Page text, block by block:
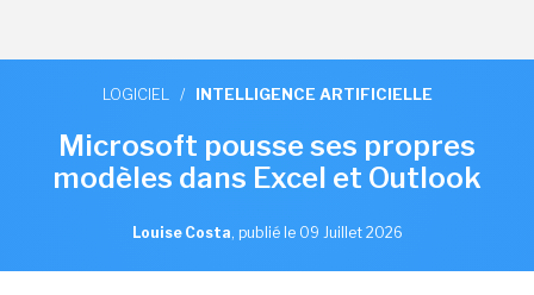
LOGICIEL / INTELLIGENCE ARTIFICIELLE
Microsoft pousse ses propres
modèles dans Excel et Outlook
Louise Costa, publié le 09 Juillet 2026